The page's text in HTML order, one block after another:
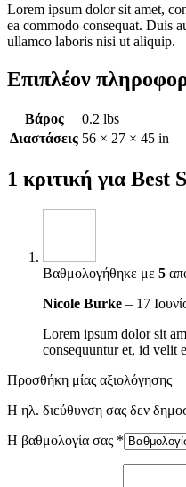
Lorem ipsum dolor sit amet,
ea commodo consequat. Duis
ullamco laboris nisi ut aliquip.
Επιπλέον
Βάρος
0.2 lbs
Διαστάσεις 56 × 27 × 45 in
1 κριτική γιαBest
Βαθμολογήθηκε με 5
Nicole Burke – 17
Lorem ipsum dolor sit
consequuntur et, id velit
Προσθήκη μίας αξιολόγησης
Η ηλ. διεύθυνση σας δεν
Η βαθμολογία σας *